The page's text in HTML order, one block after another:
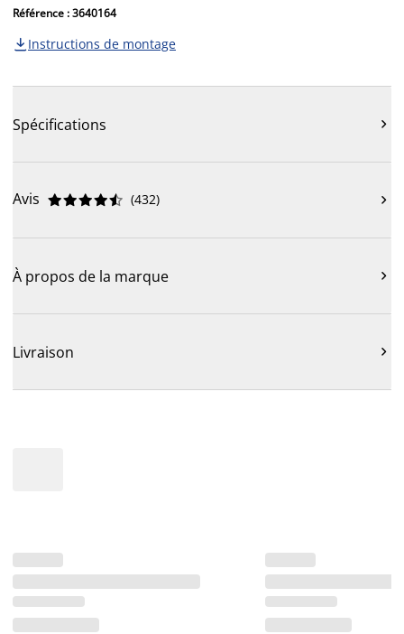
Référence : 3640164
 Instructions de montage
Spécifications 
Avis 




 (432) 
À propos de la marque 
Livraison 